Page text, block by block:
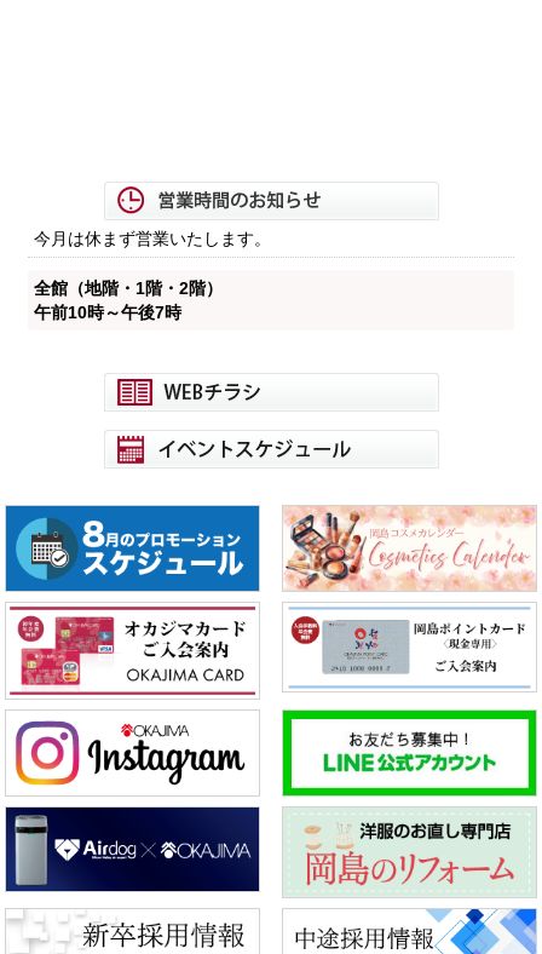
今月は休まず営業いたします。
全館（地階・1階・2階）
午前10時～午後7時